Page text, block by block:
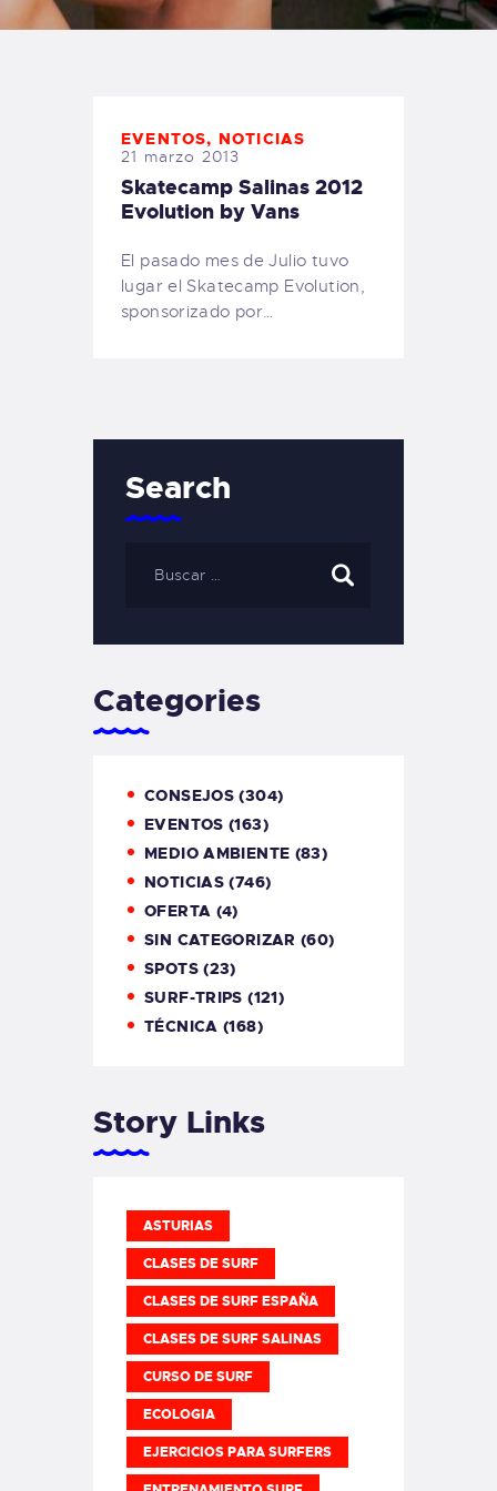
TIENDA FAMILY SURFERS
EVENTOS, NOTICIAS
21 marzo 2013
Skatecamp Salinas 2012
Evolution by Vans
El pasado mes de Julio tuvo
lugar el Skatecamp Evolution,
sponsorizado por…
Search
Categories
CONSEJOS (304)
EVENTOS (163)
MEDIO AMBIENTE (83)
NOTICIAS (746)
OFERTA (4)
SIN CATEGORIZAR (60)
SPOTS(23)
SURF-TRIPS (121)
TÉCNICA (168)
Story Links
ASTURIAS
CLASES DE SURF
CLASES DE SURF ESPAÑA
CLASES DE SURF SALINAS
CURSO DE SURF
ECOLOGIA
EJERCICIOS PARA SURFERS